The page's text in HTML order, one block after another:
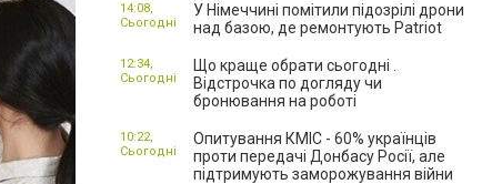
У Німеччині помітили підозрілі дрони
над базою, де ремонтують Patriot
14:08,
Сьогодні
Що краще обрати сьогодні .
Відстрочка по догляду чи
бронювання на роботі
12:34,
Сьогодні
Опитування КМІС - 60% українців
проти передачі Донбасу Росії, але
підтримують заморожування війни
10:22,
Сьогодні